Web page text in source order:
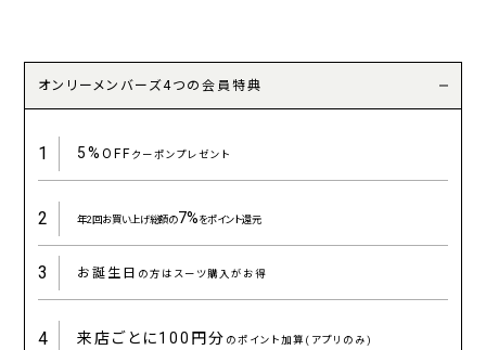
オンリーメンバーズ4つの会員特典
1 5%OFFクーポンプレゼント
2 年2回お買い上げ総額の7%をポイント還元
3 お誕生日 の方はスーツ購入がお得
4 来店ごとに100円分 のポイント加算(アプリのみ)